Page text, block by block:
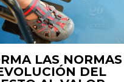
LAS
DEL